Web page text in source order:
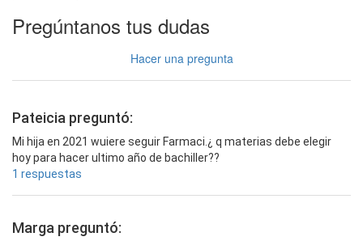
Pregúntanos tus dudas
Hacer una pregunta
Pateicia preguntó:
Mi hija en 2021 wuiere seguir Farmaci.¿ q materias debe elegir
hoy para hacer ultimo año de bachiller??
1 respuestas
Marga preguntó: